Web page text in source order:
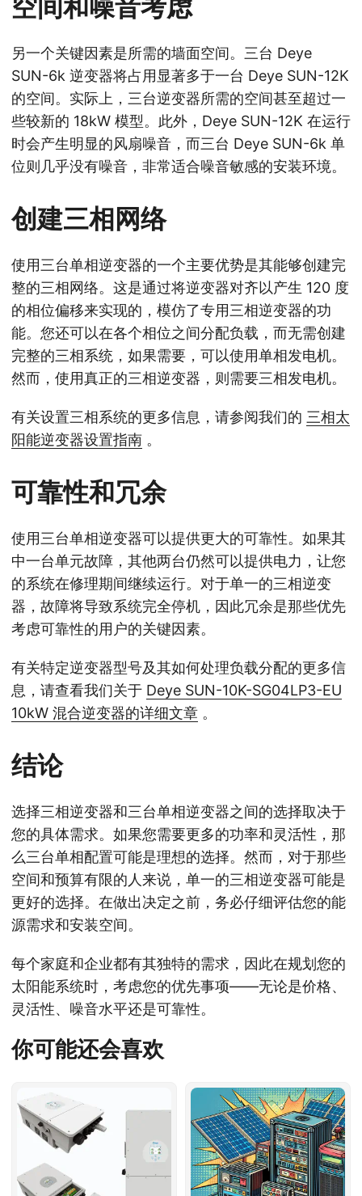
空间和噪音考虑
另一个关键因素是所需的墙面空间。三台 Deye
SUN-6k 逆变器将占用显著多于一台 Deye SUN-12K
的空间。实际上，三台逆变器所需的空间甚至超过一
些较新的 18kW 模型。此外，Deye SUN-12K 在运行
时会产生明显的风扇噪音，而三台 Deye SUN-6k 单
位则几乎没有噪音，非常适合噪音敏感的安装环境。
创建三相网络
使用三台单相逆变器的一个主要优势是其能够创建完
整的三相网络。这是通过将逆变器对齐以产生 120 度
的相位偏移来实现的，模仿了专用三相逆变器的功
能。您还可以在各个相位之间分配负载，而无需创建
完整的三相系统，如果需要，可以使用单相发电机。
然而，使用真正的三相逆变器，则需要三相发电机。
有关设置三相系统的更多信息，请参阅我们的 三相太
阳能逆变器设置指南 。
可靠性和冗余
使用三台单相逆变器可以提供更大的可靠性。如果其
中一台单元故障，其他两台仍然可以提供电力，让您
的系统在修理期间继续运行。对于单一的三相逆变
器，故障将导致系统完全停机，因此冗余是那些优先
考虑可靠性的用户的关键因素。
有关特定逆变器型号及其如何处理负载分配的更多信
息，请查看我们关于 Deye SUN-10K-SG04LP3-EU
10kW 混合逆变器的详细文章 。
结论
选择三相逆变器和三台单相逆变器之间的选择取决于
您的具体需求。如果您需要更多的功率和灵活性，那
么三台单相配置可能是理想的选择。然而，对于那些
空间和预算有限的人来说，单一的三相逆变器可能是
更好的选择。在做出决定之前，务必仔细评估您的能
源需求和安装空间。
每个家庭和企业都有其独特的需求，因此在规划您的
太阳能系统时，考虑您的优先事项——无论是价格、
灵活性、噪音水平还是可靠性。
你可能还会喜欢